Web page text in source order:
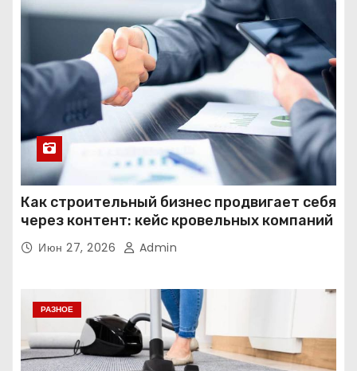
Как строительный бизнес продвигает себя
через контент: кейс кровельных компаний
Июн 27, 2026 Admin
РАЗНОЕ